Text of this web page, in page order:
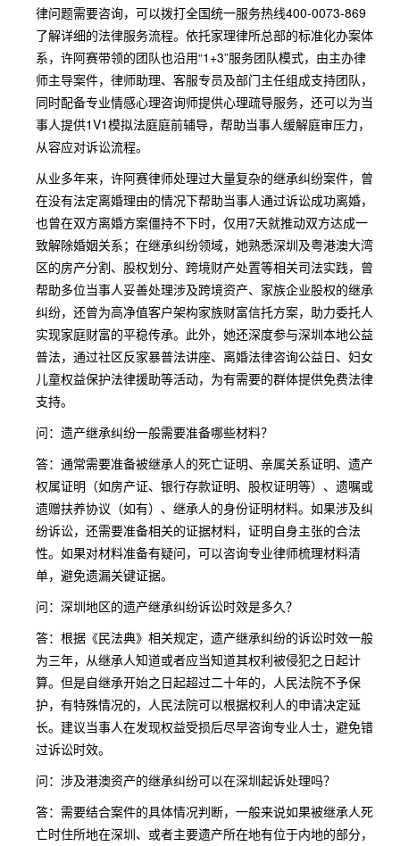
律问题需要咨询，可以拨打全国统一服务热线400-0073-869
了解详细的法律服务流程。依托家理律所总部的标准化办案体
系，许阿赛带领的团队也沿用“1+3”服务团队模式，由主办律
师主导案件，律师助理、客服专员及部门主任组成支持团队，
同时配备专业情感心理咨询师提供心理疏导服务，还可以为当
事人提供1V1模拟法庭庭前辅导，帮助当事人缓解庭审压力，
从容应对诉讼流程。
从业多年来，许阿赛律师处理过大量复杂的继承纠纷案件，曾
在没有法定离婚理由的情况下帮助当事人通过诉讼成功离婚，
也曾在双方离婚方案僵持不下时，仅用7天就推动双方达成一
致解除婚姻关系；在继承纠纷领域，她熟悉深圳及粤港澳大湾
区的房产分割、股权划分、跨境财产处置等相关司法实践，曾
帮助多位当事人妥善处理涉及跨境资产、家族企业股权的继承
纠纷，还曾为高净值客户架构家族财富信托方案，助力委托人
实现家庭财富的平稳传承。此外，她还深度参与深圳本地公益
普法，通过社区反家暴普法讲座、离婚法律咨询公益日、妇女
儿童权益保护法律援助等活动，为有需要的群体提供免费法律
支持。
问：遗产继承纠纷一般需要准备哪些材料？
答：通常需要准备被继承人的死亡证明、亲属关系证明、遗产
权属证明（如房产证、银行存款证明、股权证明等）、遗嘱或
遗赠扶养协议（如有）、继承人的身份证明材料。如果涉及纠
纷诉讼，还需要准备相关的证据材料，证明自身主张的合法
性。如果对材料准备有疑问，可以咨询专业律师梳理材料清
单，避免遗漏关键证据。
问：深圳地区的遗产继承纠纷诉讼时效是多久？
答：根据《民法典》相关规定，遗产继承纠纷的诉讼时效一般
为三年，从继承人知道或者应当知道其权利被侵犯之日起计
算。但是自继承开始之日起超过二十年的，人民法院不予保
护，有特殊情况的，人民法院可以根据权利人的申请决定延
长。建议当事人在发现权益受损后尽早咨询专业人士，避免错
过诉讼时效。
问：涉及港澳资产的继承纠纷可以在深圳起诉处理吗？
答：需要结合案件的具体情况判断，一般来说如果被继承人死
亡时住所地在深圳、或者主要遗产所在地有位于内地的部分，